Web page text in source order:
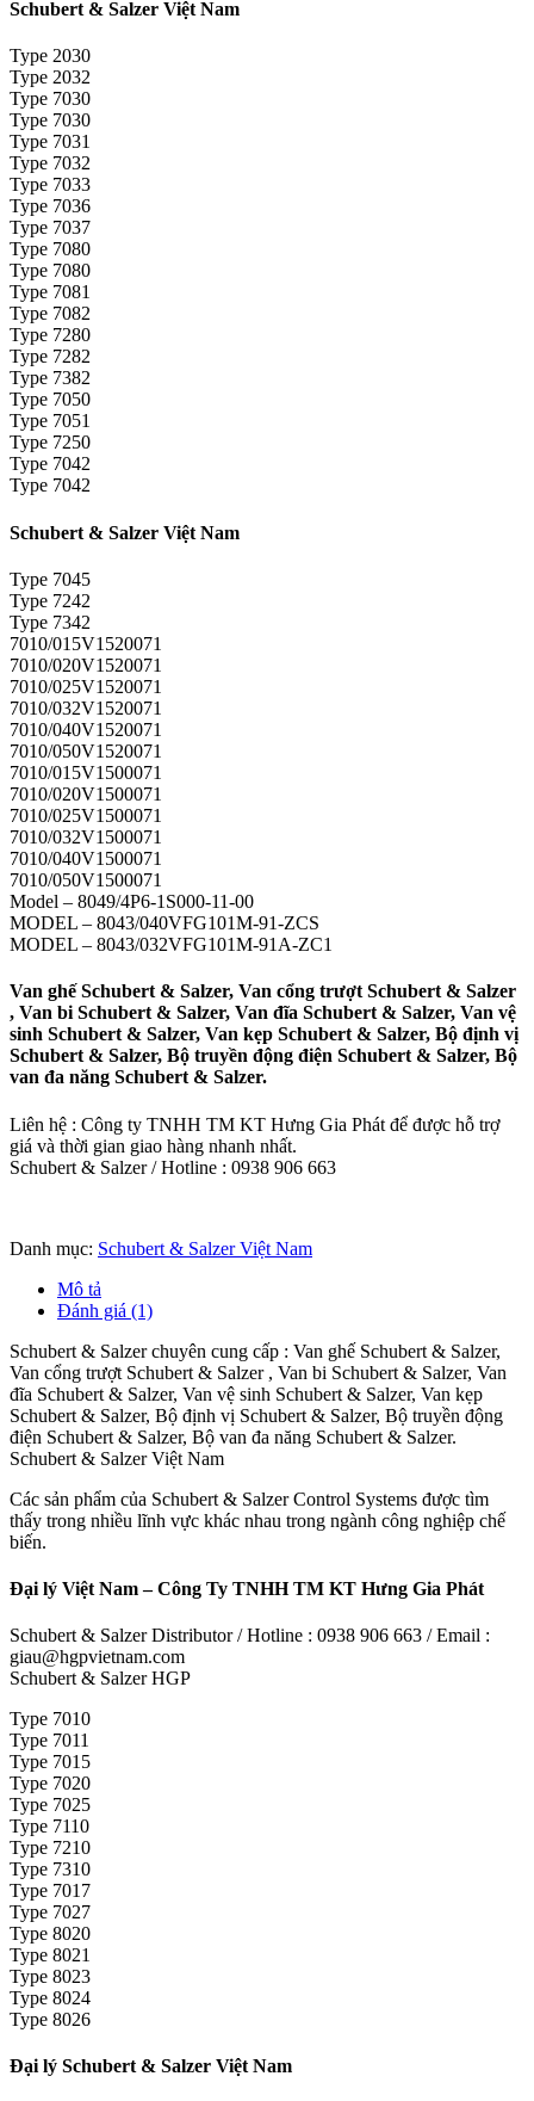
Schubert & Salzer Việt Nam
Type 2030
Type 2032
Type 7030
Type 7030
Type 7031
Type 7032
Type 7033
Type 7036
Type 7037
Type 7080
Type 7080
Type 7081
Type 7082
Type 7280
Type 7282
Type 7382
Type 7050
Type 7051
Type 7250
Type 7042
Type 7042
Schubert & Salzer Việt Nam
Type 7045
Type 7242
Type 7342
7010/015V1520071
7010/020V1520071
7010/025V1520071
7010/032V1520071
7010/040V1520071
7010/050V1520071
7010/015V1500071
7010/020V1500071
7010/025V1500071
7010/032V1500071
7010/040V1500071
7010/050V1500071
Model – 8049/4P6-1S000-11-00
MODEL – 8043/040VFG101M-91-ZCS
MODEL – 8043/032VFG101M-91A-ZC1
Van ghế Schubert & Salzer, Van cổng trượt Schubert & Salzer
, Van bi Schubert & Salzer, Van đĩa Schubert & Salzer, Van vệ
sinh Schubert & Salzer, Van kẹp Schubert & Salzer, Bộ định vị
Schubert & Salzer, Bộ truyền động điện Schubert & Salzer, Bộ
van đa năng Schubert & Salzer.
Liên hệ : Công ty TNHH TM KT Hưng Gia Phát để được hỗ trợ
giá và thời gian giao hàng nhanh nhất.
Schubert & Salzer / Hotline : 0938 906 663
Danh mục: Schubert & Salzer Việt Nam
Mô tả
Đánh giá (1)
Schubert & Salzer chuyên cung cấp : Van ghế Schubert & Salzer,
Van cổng trượt Schubert & Salzer , Van bi Schubert & Salzer, Van
đĩa Schubert & Salzer, Van vệ sinh Schubert & Salzer, Van kẹp
Schubert & Salzer, Bộ định vị Schubert & Salzer, Bộ truyền động
điện Schubert & Salzer, Bộ van đa năng Schubert & Salzer.
Schubert & Salzer Việt Nam
Các sản phẩm của Schubert & Salzer Control Systems được tìm
thấy trong nhiều lĩnh vực khác nhau trong ngành công nghiệp chế
biến.
Đại lý Việt Nam – Công Ty TNHH TM KT Hưng Gia Phát
Schubert & Salzer Distributor / Hotline : 0938 906 663 / Email :
giau@hgpvietnam.com
Schubert & Salzer HGP
Type 7010
Type 7011
Type 7015
Type 7020
Type 7025
Type 7110
Type 7210
Type 7310
Type 7017
Type 7027
Type 8020
Type 8021
Type 8023
Type 8024
Type 8026
Đại lý Schubert & Salzer Việt Nam